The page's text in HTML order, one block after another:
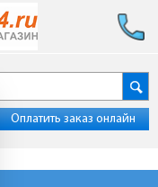
Оплатить заказ онлайн